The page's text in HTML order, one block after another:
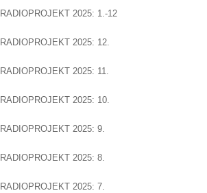
RADIOPROJEKT 2025: 1.-12
RADIOPROJEKT 2025: 12.
RADIOPROJEKT 2025: 11.
RADIOPROJEKT 2025: 10.
RADIOPROJEKT 2025: 9.
RADIOPROJEKT 2025: 8.
RADIOPROJEKT 2025: 7.